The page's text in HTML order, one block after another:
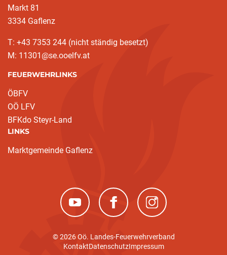
Markt 81
3334 Gaflenz
T: +43 7353 244 (nicht ständig besetzt)
M: 11301@se.ooelfv.at
FEUERWEHRLINKS
ÖBFV
OÖ LFV
BFKdo Steyr-Land
LINKS
Marktgemeinde Gaflenz
(neues Fenster)(neues Fenster)(neues Fenster)
© 2026 Oö. Landes-Feuerwehrverband
KontaktDatenschutzImpressum